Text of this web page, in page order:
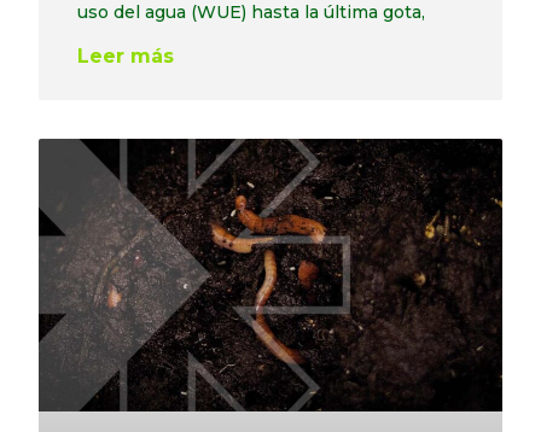
uso del agua (WUE) hasta la última gota,
Leer más